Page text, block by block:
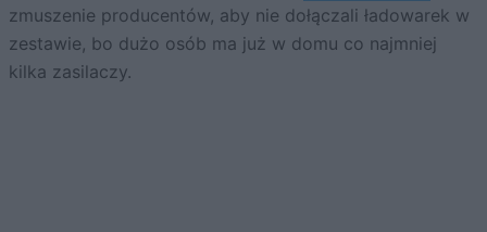
zmuszenie producentów, aby nie dołączali ładowarek w
zestawie, bo dużo osób ma już w domu co najmniej
kilka zasilaczy.